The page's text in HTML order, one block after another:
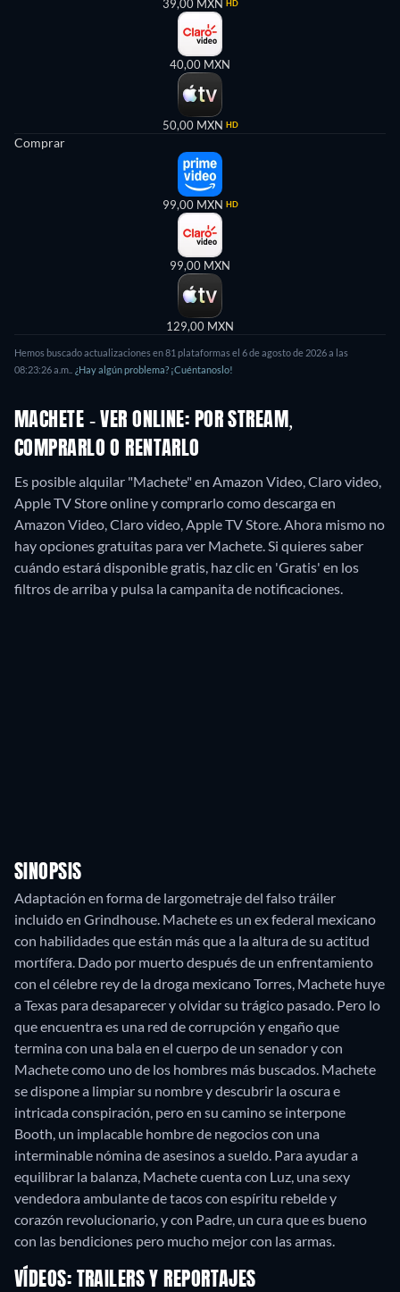
39,00 MXN HD
40,00 MXN
50,00 MXN HD
Comprar
99,00 MXN HD
99,00 MXN
129,00 MXN
Hemos buscado actualizaciones en81 plataformas el 6 de agosto de 2026a las
08:23:26 a.m.
¿Hay algún problema? ¡Cuéntanoslo!
MACHETE - VER ONLINE: POR STREAM,
COMPRARLO O RENTARLO
Es posible alquilar "Machete" en Amazon Video, Claro video,
Apple TV Store online y comprarlo como descarga en
Amazon Video, Claro video, Apple TV Store.Ahora mismo no
hay opciones gratuitas para ver Machete. Si quieres saber
cuándo estará disponible gratis, haz clic en 'Gratis' en los
filtros de arriba y pulsa la campanita de notificaciones.
SINOPSIS
Adaptación en forma de largometraje del falso tráiler
incluido en Grindhouse. Machete es un ex federal mexicano
con habilidades que están más que a la altura de su actitud
mortífera. Dado por muerto después de un enfrentamiento
con el célebre rey de la droga mexicano Torres, Machete huye
a Texas para desaparecer y olvidar su trágico pasado. Pero lo
que encuentra es una red de corrupción y engaño que
termina con una bala en el cuerpo de un senador y con
Machete como uno de los hombres más buscados. Machete
se dispone a limpiar su nombre y descubrir la oscura e
intricada conspiración, pero en su camino se interpone
Booth, un implacable hombre de negocios con una
interminable nómina de asesinos a sueldo. Para ayudar a
equilibrar la balanza, Machete cuenta con Luz, una sexy
vendedora ambulante de tacos con espíritu rebelde y
corazón revolucionario, y con Padre, un cura que es bueno
con las bendiciones pero mucho mejor con las armas.
VÍDEOS: TRAILERS Y REPORTAJES